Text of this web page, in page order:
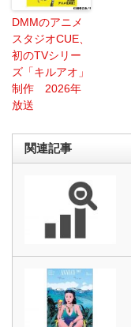
DMMのアニメ
スタジオCUE、
初のTVシリー
ズ「キルアオ」
制作 2026年
放送
関連記事